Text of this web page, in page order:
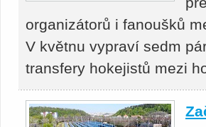
organizátorů i fanoušků
V květnu vypraví sedm
transfery hokejistů mezi